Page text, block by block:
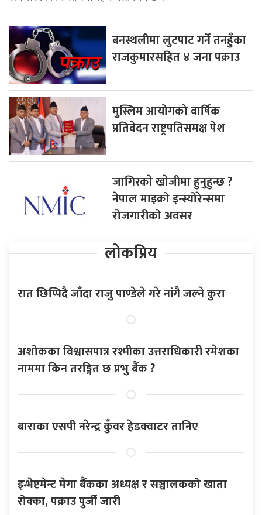
बनस्थलीमा लुटपाट गर्ने तनहुँका
राजकुमारसहित ४ जना पक्राउ
मुस्लिम आयोगको वार्षिक
प्रतिवेदन राष्ट्रपतिसमक्ष पेश
जागिरकाे खाेजीमा हुनुहुन्छ ?
नेपाल माइक्रो इन्स्योरेन्समा
रोजगारीको अवसर
लोकप्रिय
रात छिप्पिदै जाँदा राजु पाण्डेले गरे नांगै जल्ने कुरा
अशोकका विश्वासपात्र रश्मीका उत्तराधिकारी रमेशका
नाममा किन तरङ्गित छ प्रभु बैंक ?
बाराका एसपी नरेन्द्र कुँवर हेडक्वाटर तानिए
इन्भेष्टमेन्ट मेगा बैंकका अध्यक्ष र सञ्चालकको खाता
रोक्का, पक्राउ पुर्जी जारी